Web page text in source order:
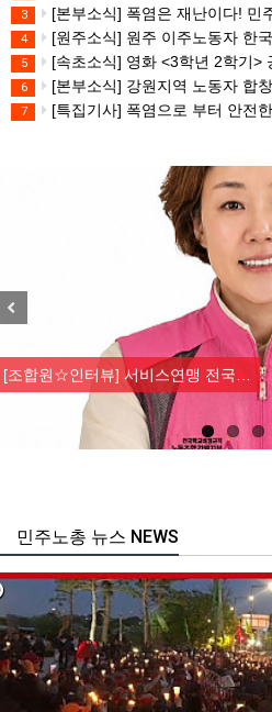
3 [본부소식] 폭염은 재난이다! 민주노총 강
4 [원주소식] 원주 이주노동자 한
5 [속초소식] 영화 <3학년 2학기>
6 [본부소식] 강원지역 노동자 합
7 [특집기사] 폭염으로 부터 안전
[조합원☆인터뷰] 서비스연맹 전국…
주노총 뉴스 NEWS